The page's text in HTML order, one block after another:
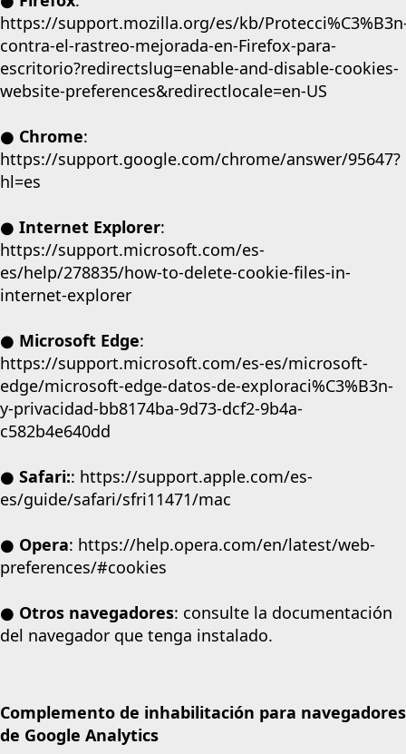
https://support.mozilla.org/es/kb/
contra-el-rastreo-mejorada-en-Firefox-para-
escritorio?redirectslug=enable-and-disable-cookies-
website-preferences&redirectlocale=en-US
● Chrome:
https://support.google.com/chrome/answer/95647?
hl=es
● Internet Explorer:
https://support.microsoft.com/es-
es/help/278835/how-to-delete-cookie-files-in-
internet-explorer
● Microsoft Edge:
https://support.microsoft.com/es-es/microsoft-
edge/microsoft-edge-datos-de-exploraci%C3%B3n-
y-privacidad-bb8174ba-9d73-dcf2-9b4a-
c582b4e640dd
● Safari:: https://support.apple.com/es-
es/guide/safari/sfri11471/mac
● Opera: https://help.opera.com/en/latest/web-
preferences/#cookies
● Otros navegadores: consulte la documentación
del navegador que tenga instalado.
Complemento de inhabilitación para navegadores
de Google Analytics